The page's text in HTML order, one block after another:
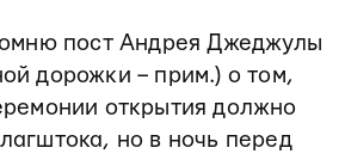
пост Андрея Джеджулы
дорожки – прим.) о том,
открытия должно
но в ночь перед